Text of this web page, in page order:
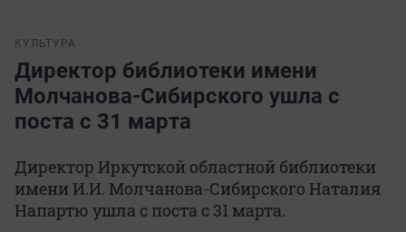
КУЛЬТУРА
Директор библиотеки имени
Молчанова-Сибирского ушла с
поста с 31 марта
Директор Иркутской областной библиотеки
имени И.И. Молчанова-Сибирского Наталия
Напартю ушла с поста с 31 марта.